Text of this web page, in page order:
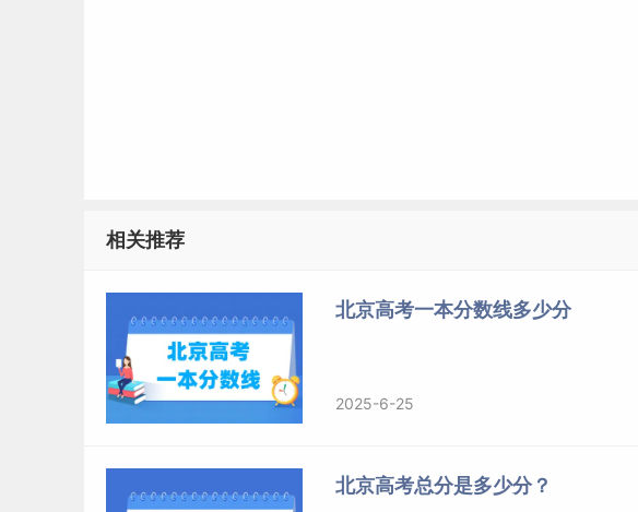
标签：北京高考分数线
相关推荐
北京高考一本分数线多少分
2025-6-25
北京高考总分是多少分？